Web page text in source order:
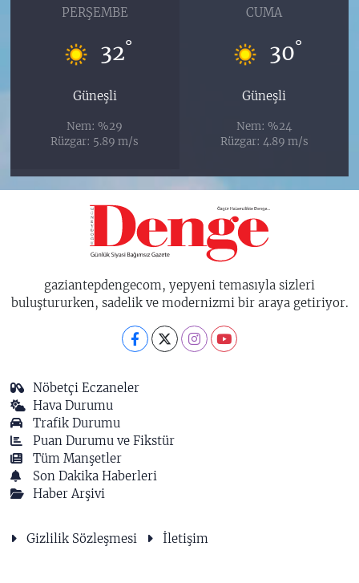
PERŞEMBE
32°
Güneşli
Nem: %29
Rüzgar: 5.89 m/s
CUMA
30°
Güneşli
Nem: %24
Rüzgar: 4.89 m/s
gaziantepdengecom, yepyeni temasıyla sizleri
buluştururken, sadelik ve modernizmi bir araya getiriyor.
Nöbetçi Eczaneler
Hava Durumu
Trafik Durumu
Puan Durumu ve Fikstür
Tüm Manşetler
Son Dakika Haberleri
Haber Arşivi
Gizlilik Sözleşmesi İletişim